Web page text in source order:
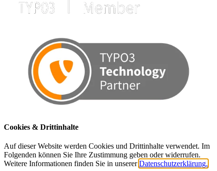
Cookies & Drittinhalte
Auf dieser Website werden Cookies und Drittinhalte verwendet. Im
Folgenden können Sie Ihre Zustimmung geben oder widerrufen.
Weitere Informationen finden Sie in unsererDatenschutzerklärung.